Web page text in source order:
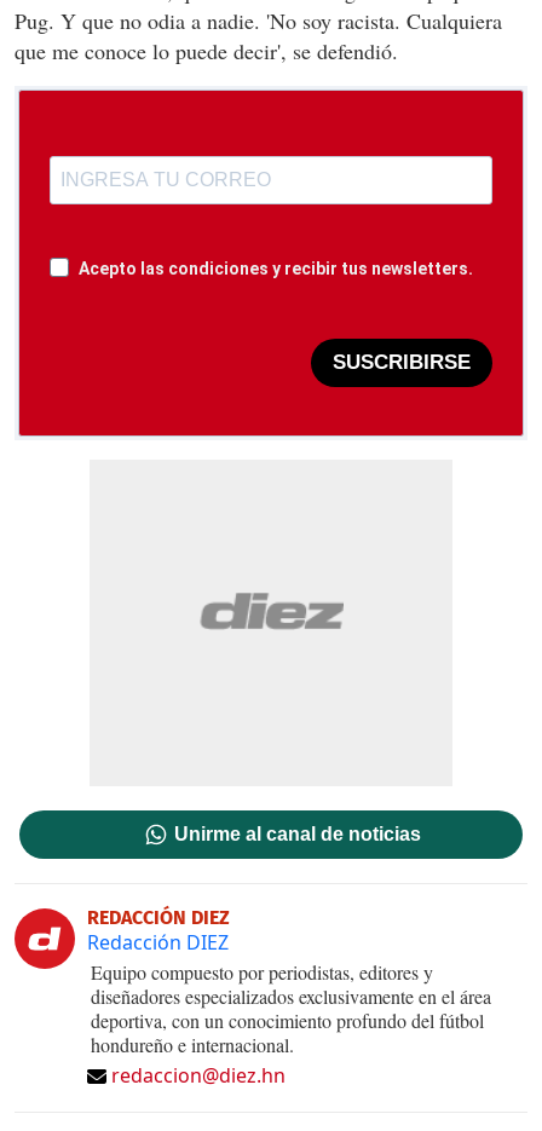
Pug. Y que no odia a nadie. 'No soy racista. Cualquiera
que me conoce lo puede decir', se defendió.
Acepto las condiciones y recibir tus newsletters.
SUSCRIBIRSE
Unirme al canal de noticias
REDACCIÓN DIEZ
Redacción DIEZ
Equipo compuesto por periodistas, editores y
diseñadores especializados exclusivamente en el área
deportiva, con un conocimiento profundo del fútbol
hondureño e internacional.
redaccion@diez.hn